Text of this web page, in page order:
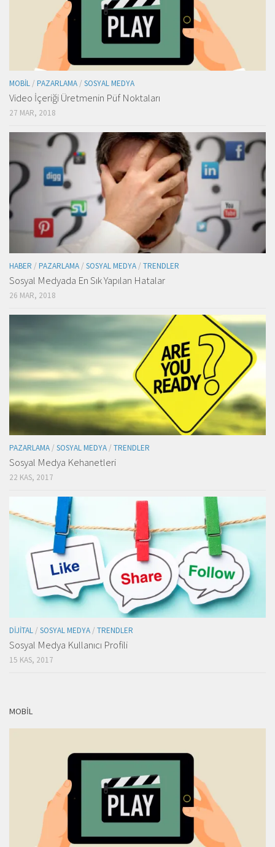
MOBIL / PAZARLAMA / SOSYAL MEDYA
Video İçeriği Üretmenin Püf Noktaları
27 MAR, 2018
HABER / PAZARLAMA / SOSYAL MEDYA / TRENDLER
Sosyal Medyada En Sık Yapılan Hatalar
26 MAR, 2018
PAZARLAMA/ SOSYAL MEDYA/ TRENDLER
Sosyal Medya Kehanetleri
22 KAS, 2017
DIJITAL / SOSYAL MEDYA / TRENDLER
Sosyal Medya Kullanıcı Profili
15 KAS, 2017
MOBIL